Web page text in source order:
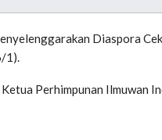
Diaspora
1).
Perhimpunan Ilmuwan